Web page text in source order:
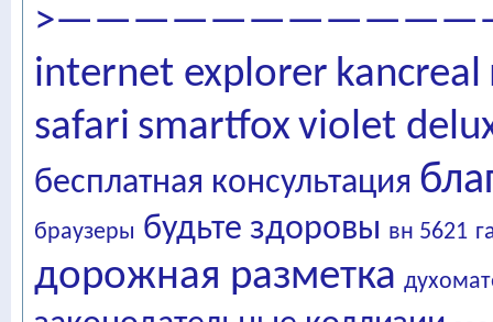
internet explorer kancreal
safari smartfoxviolet
бесплатная консультация
браузеры будьте здоровы вн 5621
дорожная разметка